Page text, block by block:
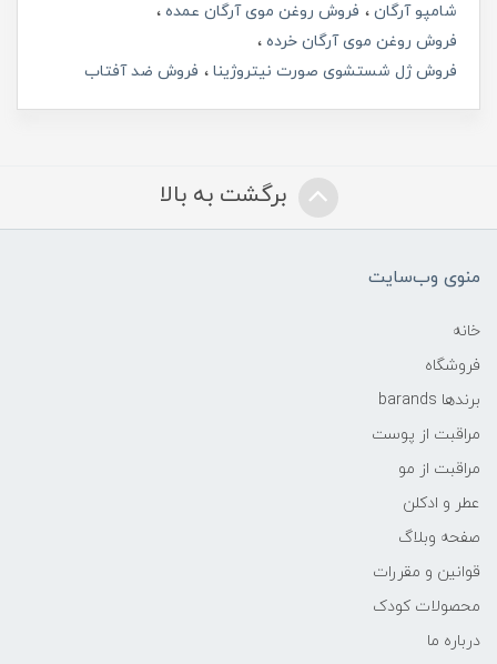
شامپو آرگان
فروش روغن موی آرگان عمده
فروش روغن موی آرگان خرده
فروش ژل شستشوی صورت نیتروژینا
فروش ضد آفتاب
برگشت به بالا
منوی وب‌سایت
خانه
فروشگاه
برندها barands
مراقبت از پوست
مراقبت از مو
عطر و ادکلن
صفحه وبلاگ
قوانین و مقررات
محصولات کودک
درباره ما